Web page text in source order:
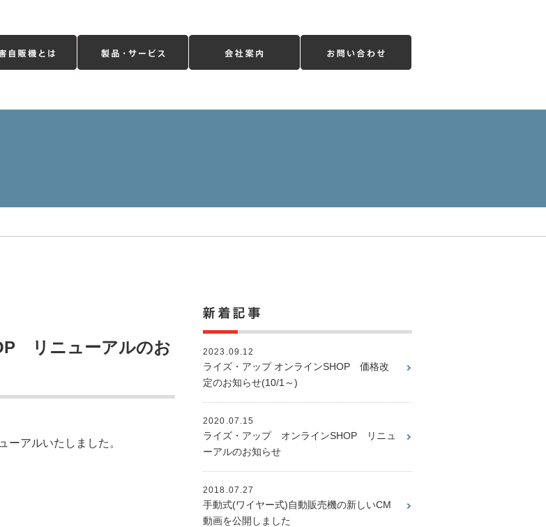
リニューアルのお
ーアルいたしました。
2023.09.12
ライズ・アップ オンラインSHOP 価格改
定のお知らせ(10/1～)
2020.07.15
ライズ・アップ オンラインSHOP リニュ
ーアルのお知らせ
2018.07.27
手動式(ワイヤー式)自動販売機の新しいCM
動画を公開しました